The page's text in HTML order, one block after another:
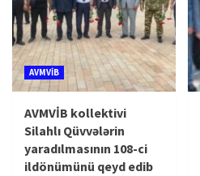
AVMVİB
AVMVİB kollektivi
Silahlı Qüvvələrin
yaradılmasının 108-ci
ildönümünü qeyd edib